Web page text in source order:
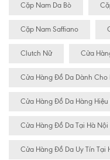
Cặp Nam Da Bò
Cặp Nam Saffiano
Clutch Nữ Cửa
Cửa Hàng Đồ Da Dành Cho
Cửa Hàng Đồ Da Hàng Hiệu
Cửa Hàng Đồ Da Tại Hà Nội
Cửa Hàng Đồ Da Uy Tín Tại